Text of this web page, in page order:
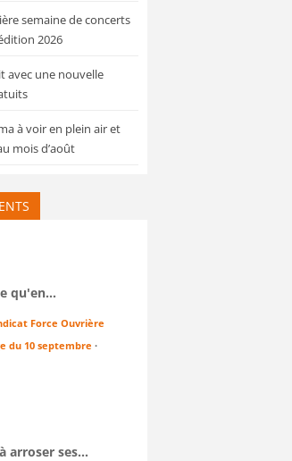
semaine de concerts
2026
avec une nouvelle
à voir en plein air et
mois d’août
qu'en…
Force Ouvrière
du 10 septembre ·
arroser ses…